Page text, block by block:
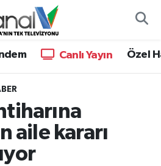
Canlı Yayın Özel
aile kararı
ve Fikstür